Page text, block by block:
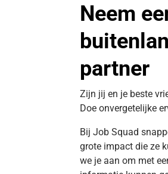
Neem
partner
Zijn jij en je beste
Doe onvergetelijke
Bij Job Squad
grote impact die ze
we je aan om met